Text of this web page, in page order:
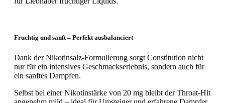
Fruchtig und sanft – Perfekt ausbalanciert
Dank der Nikotinsalz-Formulierung sorgt Constitution nicht
nur für ein intensives Geschmackserlebnis, sondern auch für
ein sanftes Dampfen.
Selbst bei einer Nikotinstärke von 20 mg bleibt der Throat-Hit